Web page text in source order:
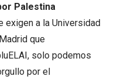
Palestina
exigen a la Universidad
que
solo podemos
por el